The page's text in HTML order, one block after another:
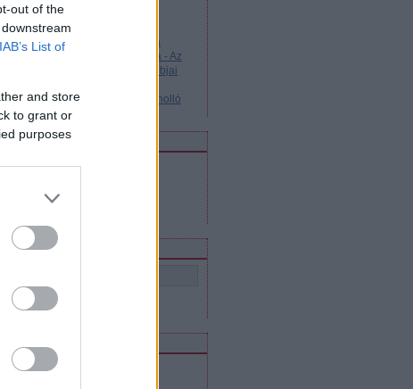
out of the
IAB’s List of
and store
to grant or
purposes
Kvász-kiskáté kezdőknek és
haladóknak
Legendás dallamok - Katyusa
Cseburáska és Krokodil Géna - Az
orosz animációs filmek legjobbjai
Legendás dallamok - Fekete holló
Kedvenc blogjaink
Szláv virtus
Közel-Kelet Blog
Keresés
Feedek
RSS 2.0